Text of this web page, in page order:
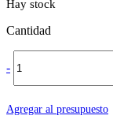
Hay stock
Cantidad
-
Agregar al presupuesto